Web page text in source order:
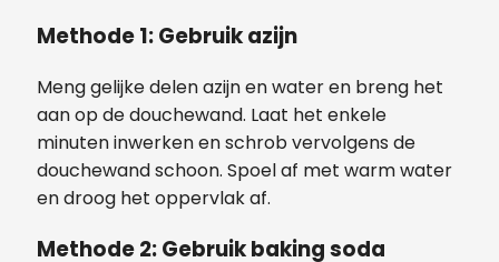
Methode 1: Gebruik azijn
Meng gelijke delen azijn en water en breng het
aan op de douchewand. Laat het enkele
minuten inwerken en schrob vervolgens de
douchewand schoon. Spoel af met warm water
en droog het oppervlak af.
Methode 2: Gebruik baking soda